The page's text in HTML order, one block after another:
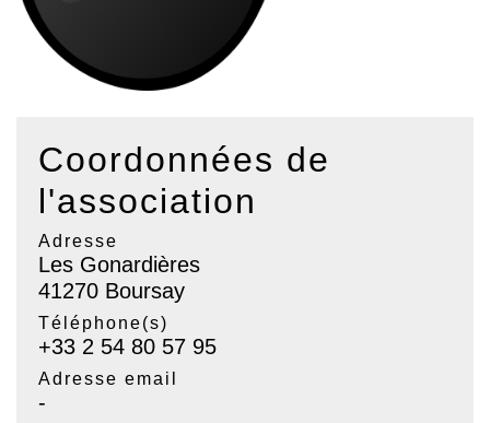
Coordonnées de
l'association
Adresse
Les Gonardières
41270 Boursay
Téléphone(s)
+33 2 54 80 57 95
Adresse email
-